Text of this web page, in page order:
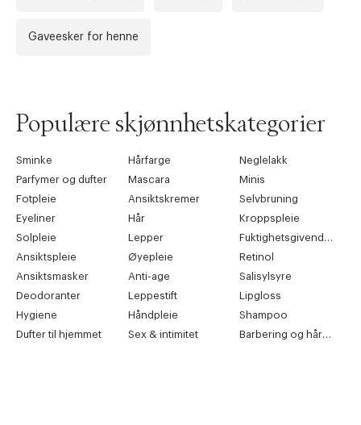
Gaveesker for henne
Populære skjønnhetskategorier
Sminke Hårfarge
Neglelakk
Parfymer og dufter
Mascara
Minis
Fotpleie
Ansiktskremer
Selvbruning
Eyeliner
Hår
Kroppspleie
Solpleie
Lepper
Ansiktspleie
Øyepleie
Retinol
Ansiktsmasker
Anti-age
Salisylsyre
Deodoranter
Leppestift
Lipgloss
Hygiene
Håndpleie
Shampoo
Dufter til hjemmet
Sex & intimitet